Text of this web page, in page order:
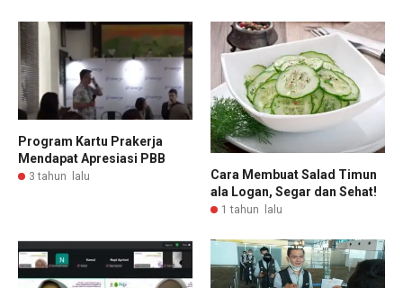
Program Kartu Prakerja
Mendapat Apresiasi PBB
3 tahun lalu
Cara Membuat Salad Timun
ala Logan, Segar dan Sehat!
1 tahun lalu